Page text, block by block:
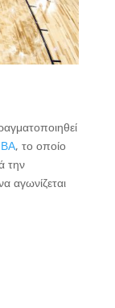
, το οποίο
την
αγωνίζεται